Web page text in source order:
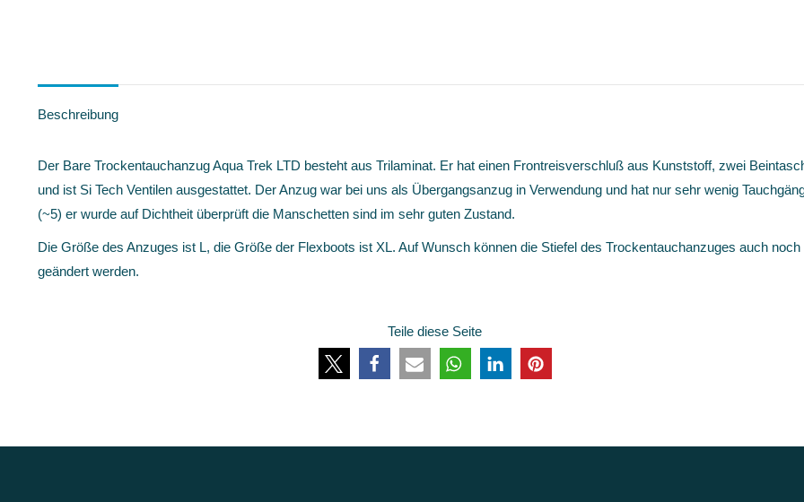
Beschreibung
Der Bare Trockentauchanzug Aqua Trek LTD besteht aus Trilaminat. Er hat einen Frontreisverschluß aus Kunststoff, zwei
und ist Si Tech Ventilen ausgestattet. Der Anzug war bei uns als Übergangsanzug in Verwendung und hat nur sehr wenig
(~5) er wurde auf Dichtheit überprüft die Manschetten sind im sehr guten Zustand.
Die Größe des Anzuges ist L, die Größe der Flexboots ist XL. Auf Wunsch können die Stiefel des Trockentauchanzuges auch noch
geändert werden.
Teile diese Seite